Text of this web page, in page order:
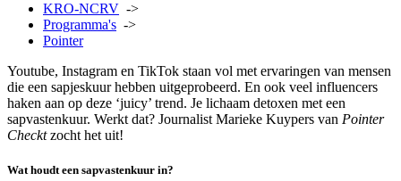
KRO-NCRV ->
Programma's ->
Pointer
Youtube, Instagram en TikTok staan vol met ervaringen van mensen
die een sapjeskuur hebben uitgeprobeerd. En ook veel influencers
haken aan op deze ‘juicy’ trend. Je lichaam detoxen met een
sapvastenkuur. Werkt dat? Journalist Marieke Kuypers van Pointer
Checktzocht het uit!
Wat houdt een sapvastenkuur in?